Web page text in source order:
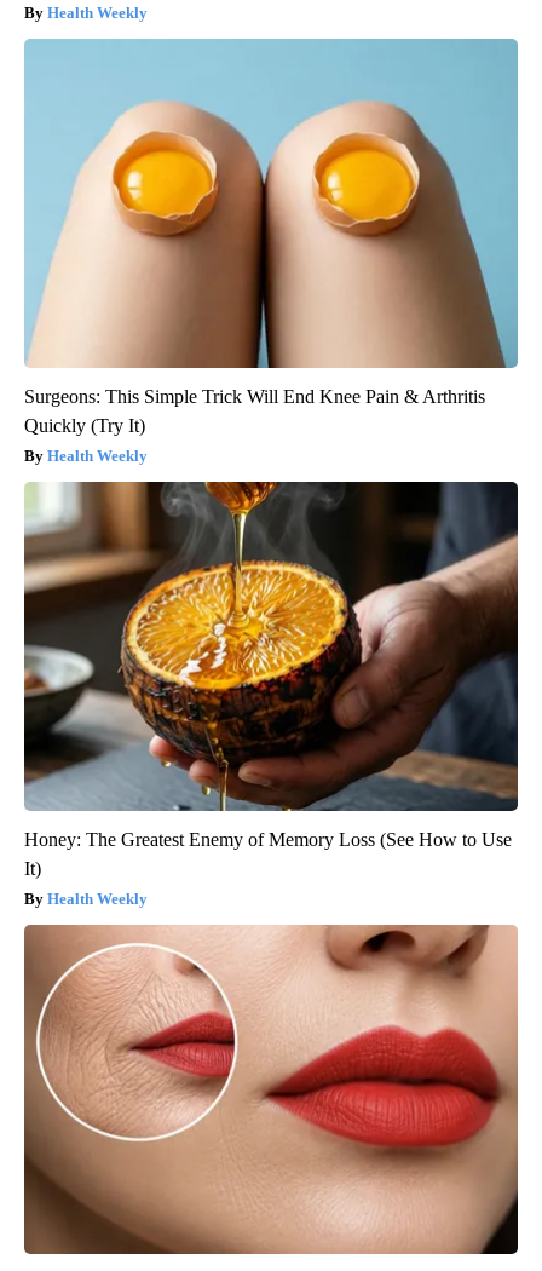
Health Weekly
Surgeons: This Simple Trick Will End Knee Pain & Arthritis
Quickly (Try It)
Health Weekly
Honey: The Greatest Enemy of Memory Loss (See How to Use
It)
Health Weekly